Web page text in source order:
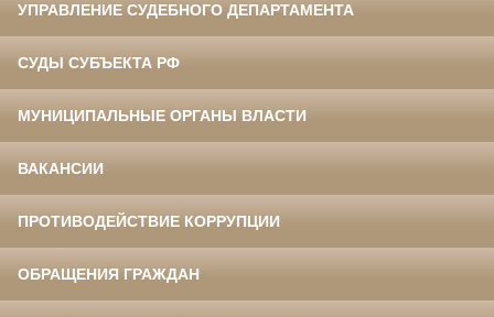
УПРАВЛЕНИЕ СУДЕБНОГО ДЕПАРТАМЕНТА
СУДЫ СУБЪЕКТА РФ
МУНИЦИПАЛЬНЫЕ ОРГАНЫ ВЛАСТИ
ВАКАНСИИ
ПРОТИВОДЕЙСТВИЕ КОРРУПЦИИ
ОБРАЩЕНИЯ ГРАЖДАН